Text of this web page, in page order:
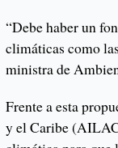
“Debe haber un
climáticas como
ministra de
Frente a esta
y el Caribe